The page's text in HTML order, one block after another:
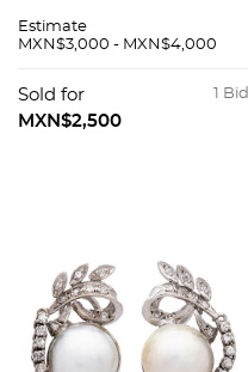
29.9 g
Estimate
MXN$3,000 - MXN$4,000
1 Bid
Sold for
MXN$2,500